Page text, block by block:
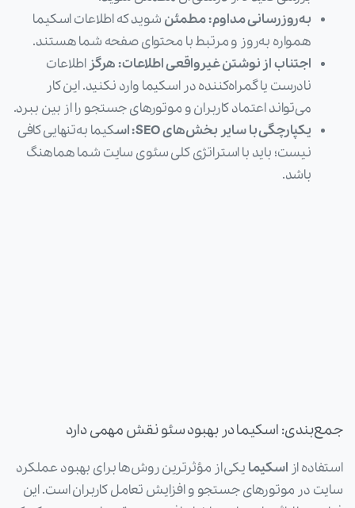
به‌روزرسانی مداوم: مطمئن شوید که اطلاعات اسکیما
همواره به‌روز و مرتبط با محتوای صفحه شما هستند.
اجتناب از نوشتن غیرواقعی اطلاعات: هرگز اطلاعات
نادرست یا گمراه‌کننده در اسکیما وارد نکنید. این کار
می‌تواند اعتماد کاربران و موتورهای جستجو را از بین ببرد.
یکپارچگی با سایر بخش‌های SEO: اس
کیما به‌تنهایی کافی
نیست؛ باید با استراتژی کلی سئوی سایت شما هماهنگ
باشد.
جمع‌بندی: اسکیما در بهبود سئو نقش مهمی دارد
استفاده از اسکیما یکی از مؤثرترین روش‌ها برای بهبود عملکرد
سایت در موتورهای جستجو و افزایش تعامل کاربران است. این